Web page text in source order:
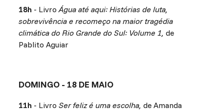
18h- Livro Água até aqui: Histórias de luta,
sobrevivência e recomeço na maior tragédia
climática do Rio Grande do Sul: Volume 1, de
Pablito Aguiar
DOMINGO - 18 DE MAIO
11h - Livro Ser feliz é uma escolha, de Amanda